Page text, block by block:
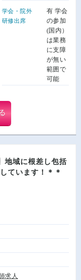
学会・院外
研修出席
有 学会
の参加
(国内）
は業務
に支障
が無い
範囲で
可能
地域に根差し包括
ています！＊＊
求人